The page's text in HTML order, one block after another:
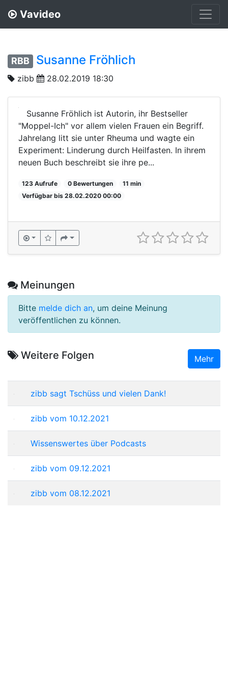
Vavideo
RBB Susanne Fröhlich
zibb 28.02.2019 18:30
Susanne Fröhlich ist Autorin, ihr Bestseller
"Moppel-Ich" vor allem vielen Frauen ein Begriff.
Jahrelang litt sie unter Rheuma und wagte ein
Experiment: Linderung durch Heilfasten. In ihrem
neuen Buch beschreibt sie ihre pe...
123 Aufrufe 0 Bewertungen
11 min
Verfügbar bis 28.02.2020 00:00
Meinungen
Bitte melde dich an, um deine Meinung
veröffentlichen zu können.
Weitere Folgen Mehr
zibb sagt Tschüss und vielen Dank!
zibb vom 10.12.2021
Wissenswertes über Podcasts
zibb vom 09.12.2021
zibb vom 08.12.2021